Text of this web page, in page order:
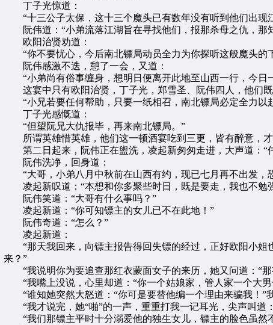
丁子光惊道：
“十三公子太保，这十三个魔头已有数年没有听到他们出现
阮伟道：“小弟流落江湖旨在寻找他们，报那杀母之仇，那
欧阳治贤劝道：
“你不要忧心，今后南北镖局动员全力为你探听这般魔头的
阮伟感激不迭，憩了一会，又道：
“小弟尚有俗事缠身，想明日便离开此地至山西一行，今日
这宴中只有欧阳治贤，丁子光，郑雪圣、阮伟四人，他们既
“小兄若要任何帮助，只要一纸相召，南北镖局必定全力以
丁子光感慨道：
“但望阮兄大仇报毕，再来南北镖局。”
所谓英雄惜英雄，他们这一顿酒宴吃到三更，皆有醉意，才
第二日起来，阮伟正在盥洗，凌起新匆匆走进，大声道：“
阮伟洗净，回身道：
“大哥，小弟八月中秋前在山西有约，现已七月再不出发，
凌起新叹道：“本想和你多聚些时日，既是要走，我也不
阮伟笑道：“大哥有什么事吗？”
凌起新道：“你可知镖主的女儿已不在此地！”
阮伟奇道：“怎么？”
凌起新道：
“那天我回来，向镖主报告得回失镖的经过，正好欧阳小姐
来？”
“我说明你为要追查那红衣蒙面女子的来历，她又问道：“那
“我嘴上没说，心里却道：“你一个姑娘家，管人家一个大男
“谁知她突然大怒道：“你可是要替他编一个理由来骗我！”
“我才说完，她“啪”的一声，重重打我一记耳光，尖声叫道
“我们那镖主平时十分溺爱他的独生女儿，镖主的脸色虽然